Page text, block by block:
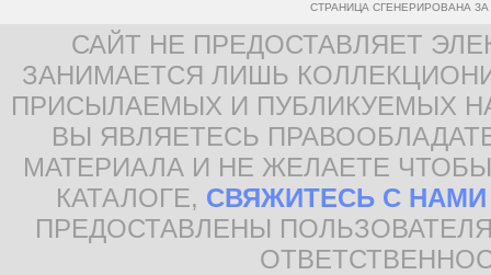
СТРАНИЦА СГЕНЕРИРОВАНА
САЙТ НЕ ПРЕДОСТАВЛЯЕТ
ЗАНИМАЕТСЯ ЛИШЬ
ПРИСЫЛАЕМЫХ И ПУБЛИКУЕМЫХ
ВЫ ЯВЛЯЕТЕСЬ
МАТЕРИАЛА И НЕ ЖЕЛАЕТЕ
КАТАЛОГЕ, СВЯЖИТЕСЬ С НАМИ
ПРЕДОСТАВЛЕНЫ